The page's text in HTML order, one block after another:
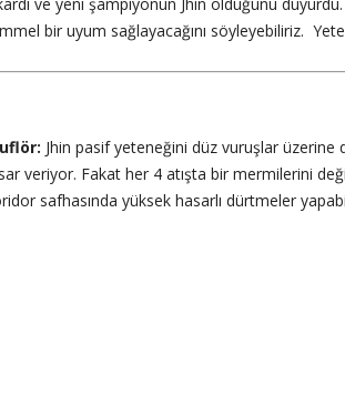
bir uyum sağlayacağını söyleyebiliriz.
Jhin pasif yeteneğini düz vuruşlar üzerine
veriyor. Fakat her 4 atışta bir mermilerini
safhasında yüksek hasarlı dürtmeler